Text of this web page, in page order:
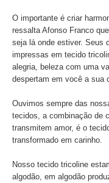
O importante é criar
ressalta Afonso Franco
seja lá onde estiver. Seus
impressas em tecido
alegria, beleza com uma
despertam em você a sua
Ouvimos sempre das
tecidos, a combinação de
transmitem amor, é o
transformado em carinho.
Nosso tecido tricoline
algodão, em algodão